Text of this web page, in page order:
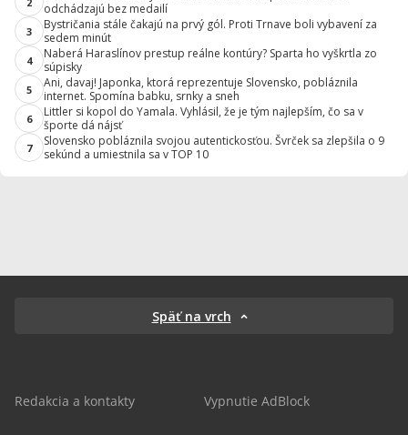
odchádzajú bez medailí
3
Bystričania stále čakajú na prvý gól. Proti Trnave boli vybavení za
sedem minút
4
Naberá Haraslínov prestup reálne kontúry? Sparta ho vyškrtla zo
súpisky
5
Ani, davaj! Japonka, ktorá reprezentuje Slovensko, pobláznila
internet. Spomína babku, srnky a sneh
6
Littler si kopol do Yamala. Vyhlásil, že je tým najlepším, čo sa v
športe dá nájsť
7
Slovensko pobláznila svojou autentickosťou. Švrček sa zlepšila o 9
sekúnd a umiestnila sa v TOP 10
Späť na vrch
Redakcia a kontakty Vypnutie AdBlock